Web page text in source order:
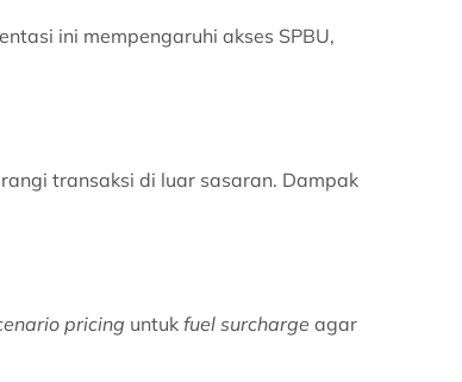
ini mempengaruhi akses SPBU,
transaksi di luar sasaran. Dampak
pricing untuk fuel surcharge agar